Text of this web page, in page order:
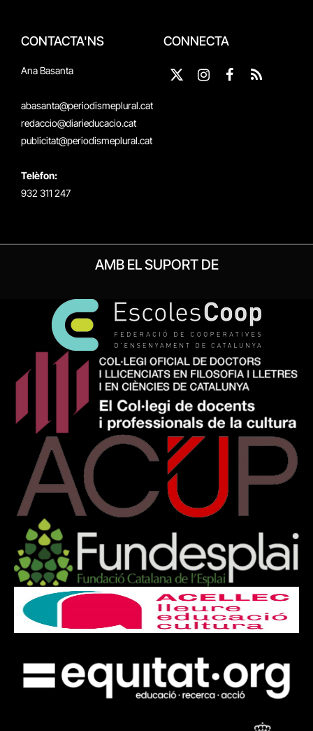
CONTACTA'NS
Ana Basanta
abasanta@periodismeplural.cat
redaccio@diarieducacio.cat
publicitat@periodismeplural.cat
Telèfon:
932 311 247
CONNECTA
X
InstagramFacebook
RSS
AMB EL SUPORT DE